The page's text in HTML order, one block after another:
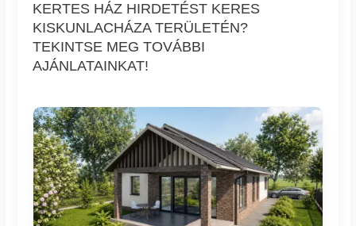
KERTES HÁZ HIRDETÉST KERES
KISKUNLACHÁZA TERÜLETÉN?
TEKINTSE MEG TOVÁBBI
AJÁNLATAINKAT!